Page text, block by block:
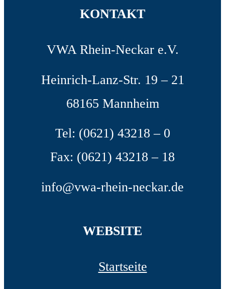
KONTAKT
VWA Rhein-Neckar e.V.
Heinrich-Lanz-Str. 19 – 21
68165 Mannheim
Tel: (0621) 43218 – 0
Fax: (0621) 43218 – 18
info@vwa-rhein-neckar.de
WEBSITE
Startseite